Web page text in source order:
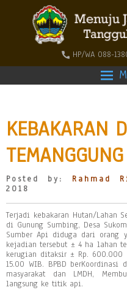
HP/WA 088-
KEBAKARAN
TEMANGGUNG
Posted by: Rahmad
2018
Terjadi kebakaran Hutan/Lahan
di Gunung Sumbing, Desa
Sumber Api diduga dari orang
kejadian tersebut ± 4 ha lahan
kerugian ditaksir ± Rp.
15.00 WIB. BPBD
masyarakat dan LMDH,
langsung ke titik api.